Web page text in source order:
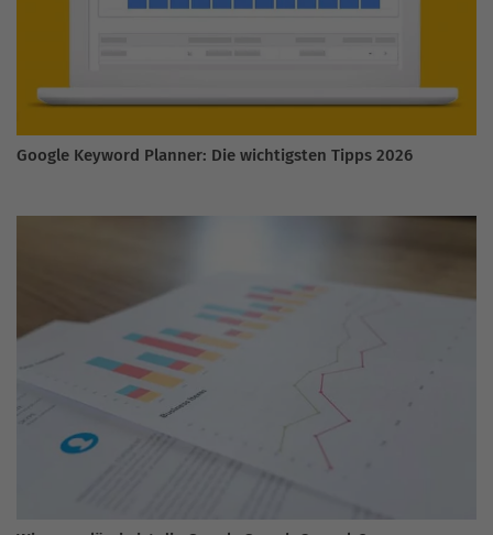
Google Keyword Planner: Die wichtigsten Tipps 2026